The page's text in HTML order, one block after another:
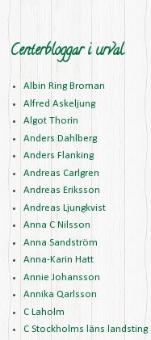
Centerbloggar i urval
Albin Ring Broman
Alfred Askeljung
Algot Thorin
Anders Dahlberg
Anders Flanking
Andreas Carlgren
Andreas Eriksson
Andreas Ljungkvist
Anna C Nilsson
Anna Sandström
Anna-Karin Hatt
Annie Johansson
Annika Qarlsson
C Laholm
C Stockholms läns landsting